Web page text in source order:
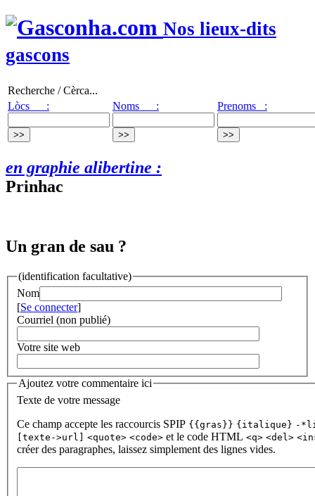
Nos lieux-dits
gascons
Recherche / Cèrca...
Lòcs :
Noms : Prenoms :
en graphie alibertine :
Prinhac
Un gran de sau ?
(identification facultative)
Nom
[Se connecter]
Courriel (non publié)
Votre site web
Ajoutez votre commentaire ici
Texte de votre message
Ce champ accepte les raccourcis SPIP {{gras}} {italique} -
[texte->url] <quote> <code> et le code HTML <q> <del>
créer des paragraphes, laissez simplement des lignes vides.